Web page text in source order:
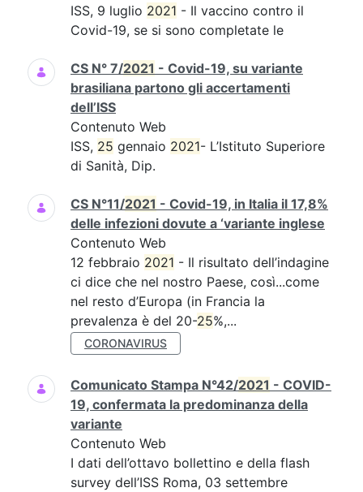
ISS, 9 luglio 2021 - Il vaccino contro il
Covid-19, se si sono completate le
CS N° 7/2021 - Covid-19, su variante
brasiliana partono gli accertamenti
dell’ISS
Contenuto Web
ISS, 25 gennaio 2021- L’Istituto Superiore
di Sanità, Dip.
CS N°11/2021 - Covid-19, in Italia il 17,8%
delle infezioni dovute a ‘variante inglese
Contenuto Web
12 febbraio 2021 - Il risultato dell’indagine
ci dice che nel nostro Paese, così...come
nel resto d’Europa (in Francia la
prevalenza è del 20-25%,...
CORONAVIRUS
Comunicato Stampa N°42/2021 - COVID-
19, confermata la predominanza della
variante
Contenuto Web
I dati dell’ottavo bollettino e della flash
survey dell’ISS Roma, 03 settembre